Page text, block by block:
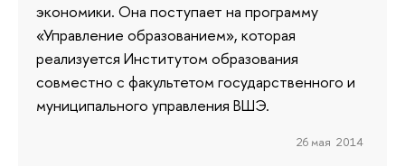
экономики. Она поступает на программу
«Управление образованием», которая
реализуется Институтом образования
совместно с факультетом государственного и
муниципального управления ВШЭ.
26 мая 2014